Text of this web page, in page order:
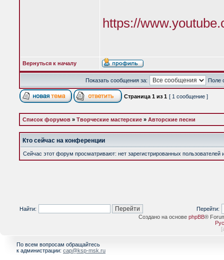
https://
Вернуться к началу
Показать сообщения за: Поле
Страница 1 из 1 [ 1 сообщение ]
Список форумов » Творческие мастерские » Авторские песни
Кто сейчас на конференции
Сейчас этот форум просматривают: нет зарегистрированных пользователей
Найти:
Перейти:
Создано на основе phpBB®
[
По всем вопросам обращайтесь
к администрации: cap@ksp-msk.ru